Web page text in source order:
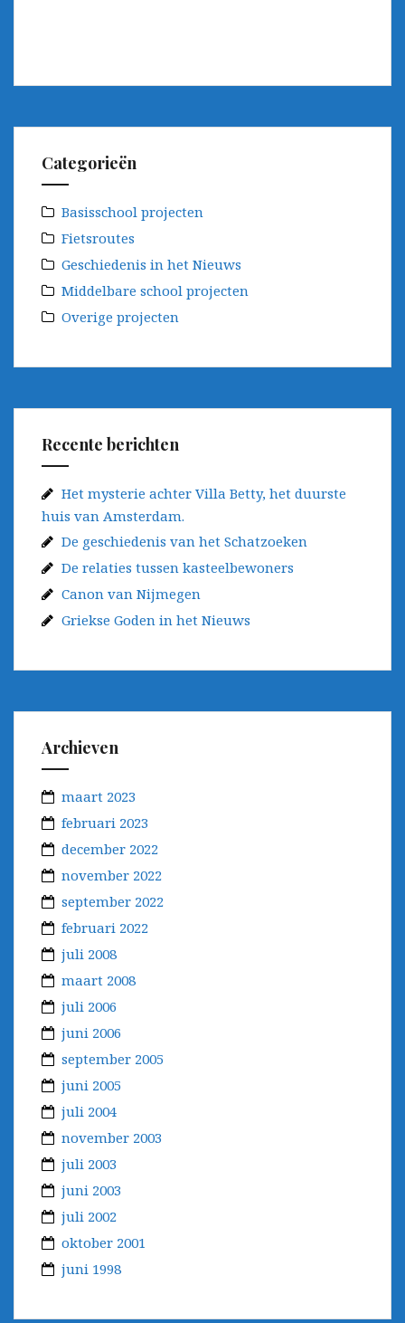
Categorieën
Basisschool projecten
Fietsroutes
Geschiedenis in het Nieuws
Middelbare school projecten
Overige projecten
Recente berichten
Het mysterie achter Villa Betty, het duurste
huis van Amsterdam.
De geschiedenis van het Schatzoeken
De relaties tussen kasteelbewoners
Canon van Nijmegen
Griekse Goden in het Nieuws
Archieven
maart 2023
februari 2023
december 2022
november 2022
september 2022
februari 2022
juli 2008
maart 2008
juli 2006
juni 2006
september 2005
juni 2005
juli 2004
november 2003
juli 2003
juni 2003
juli 2002
oktober 2001
juni 1998